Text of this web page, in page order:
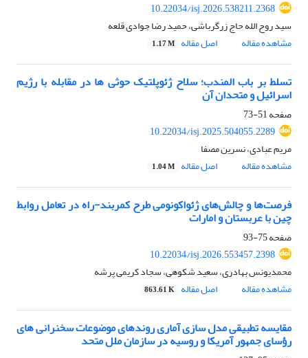
10.22034/isj.2026.538211.2368
سید روح الله حاج زرگرباشی، حمید رضا جوادی قلعه
مشاهده مقاله
اصل مقاله 1.17 M
تسلط بر باب المندب؛ سلاح ژئوپلتیک حوثی ها در مقابله با رژیم
اسرائیل و متحدان آن
صفحه51-73
10.22034/isj.2025.504055.2289
مریم عبادی، نسرین مصفا
مشاهده مقاله
اصل مقاله 1.04 M
فرصت‌ها و چالش‌های ژئواکونومی طرح کمربند‌-راه در تعامل روابط
چین با عربستان و امارات
صفحه75-93
10.22034/isj.2026.553457.2398
محمدیونس بهادری، سعید شکوهی، سجاد کریمی پرشه
مشاهده مقاله
اصل مقاله 863.61 K
مقایسه تطبیقی مدل سازی آماری روندهای موضوعات سخنرانی های
رؤسای جمهور آمریکا و روسیه در سازمان ملل متحد